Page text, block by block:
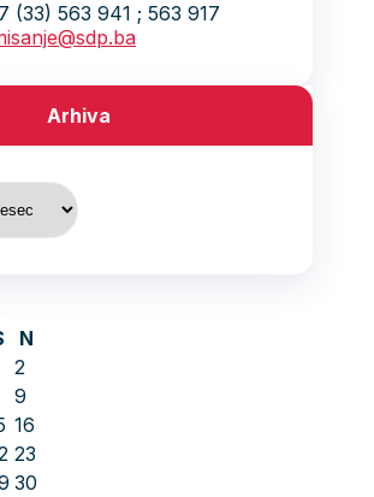
(33) 563 941 ; 563 917
Arhiva
N
2
9
16
23
30